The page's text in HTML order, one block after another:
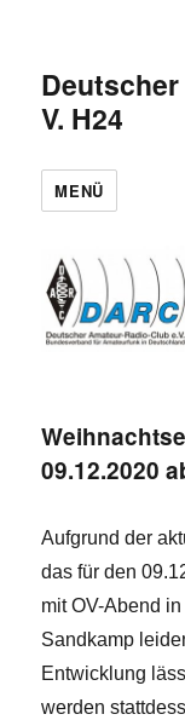
V. H24
MENÜ
09.12.2020
Aufgrund der
das für den
mit OV-Abend
Sandkamp
Entwicklung
werden